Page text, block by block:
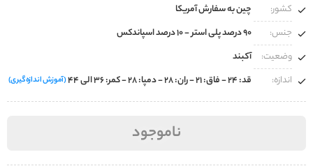
کشور:
چین به سفارش آمریکا
جنس:
وضعیت:
آکبند
اندازه:
قد: 24 - فاق: 21 - ران: 28 - دمپا: 28 - کمر: 36 الی 44 (آموزش اندازه‌گیری)
ناموجود